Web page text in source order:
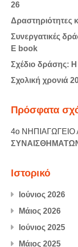
26
Δραστηριότητες
Συνεργατικές
E book
Σχέδιο δράσης:
Σχολική χρονιά
Πρόσφατα
4ο
Ιστορικό
Ιούνιος 2026
Μάιος 2026
Ιούνιος 2025
Μάιος 2025